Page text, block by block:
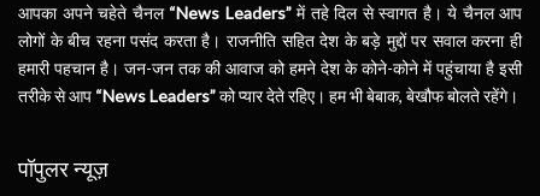
आपका अपने चहेते चैनल “News Leaders”में तहे दिल से स्वागत है। ये चैनल आप
लोगों के बीच रहना पसंद करता है। राजनीति सहित देश के बड़े मुद्दों पर सवाल करना ही
हमारी पहचान है। जन-जन तक की आवाज को हमने देश के कोने-कोने में पहुंचाया है इसी
तरीके से आप “News Leaders”को प्यार देते रहिए। हम भी बेबाक, बेखौफ बोलते रहेंगे।
पॉपुलर न्यूज़